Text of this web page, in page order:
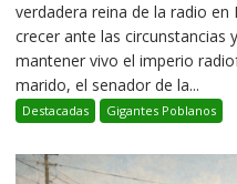
verdadera reina de la radio
crecer ante las circunstancias
mantener vivo el imperio
marido, el senador de la...
Destacadas Gigantes Poblanos